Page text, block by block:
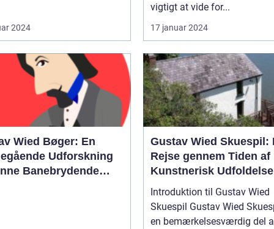
2024
vigtigt at vide for...
17 januar 2024
Wied Bøger: En
Udforskning
Banebrydende
Gustav Wied Skuespil:
Rejse gennem Tiden af
Kunstnerisk Udfoldelse
Introduktion til Gustav Wied
Skuespil Gustav Wied Skuespil er
en bemærkelsesværdig del